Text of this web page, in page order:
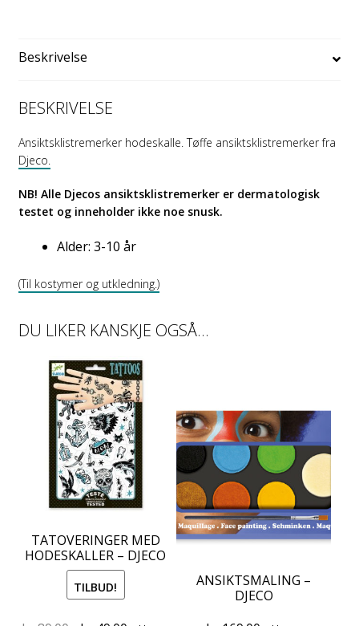
Beskrivelse
BESKRIVELSE
Ansiktsklistremerker hodeskalle. Tøffe ansiktsklistremerker fra
Djeco.
NB! Alle Djecos ansiktsklistremerker er dermatologisk
testet og inneholder ikke noe snusk.
Alder: 3-10 år
(Til kostymer og utkledning.)
DU LIKER KANSKJE OGSÅ…
TATOVERINGER MED
HODESKALLER – DJECO
TILBUD!
ANSIKTSMALING –
DJECO